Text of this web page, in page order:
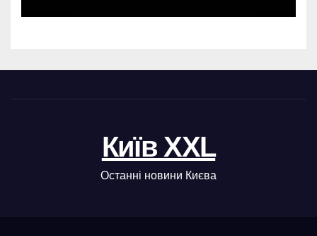
загиблими.
Київ XXL
Останні новини Києва